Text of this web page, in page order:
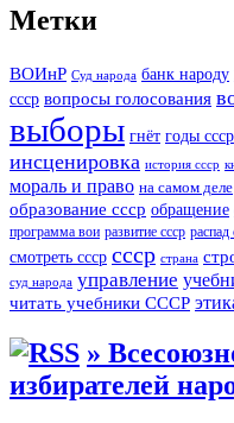
Метки
ВОИнР Суд народа банк народу
ссср вопросы голосования
выборы гнёт годы ссср
инсценировка история ссср
мораль и право на самом деле
образование ссср обращение
программа вои развитие ссср распад
смотреть ссср ссср страна
суд народа управление
читать учебники СССР
»
избирателей